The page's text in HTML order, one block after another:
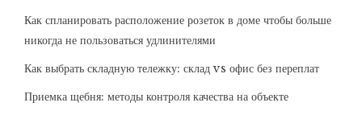
Как спланировать расположение розеток в доме чтобы больше
никогда не пользоваться удлинителями
Как выбрать складную тележку: склад vs офис без переплат
Приемка щебня: методы контроля качества на объекте